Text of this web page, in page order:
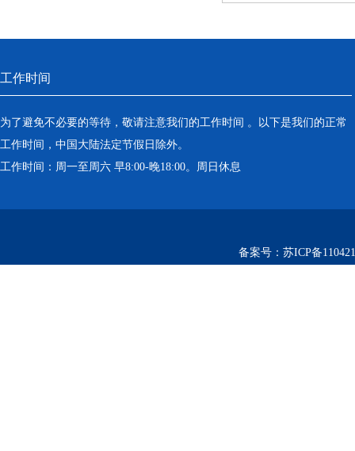
工作时间
为了避免不必要的等待，敬请注意我们的工作时间 。以下是我们的正常
工作时间，中国大陆法定节假日除外。
工作时间：周一至周六 早8:00-晚18:00。周日休息
备案号： 苏ICP备